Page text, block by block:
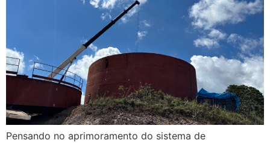
Pensando no aprimoramento do sistema de